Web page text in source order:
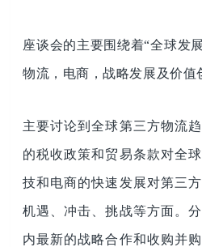
座谈会的主要围绕着“全球发
物流，电商，战略发展及价值
主要讨论到全球第三方物流
的税收政策和贸易条款对全
技和电商的快速发展对第三
机遇、冲击、挑战等方面。
内最新的战略合作和收购并